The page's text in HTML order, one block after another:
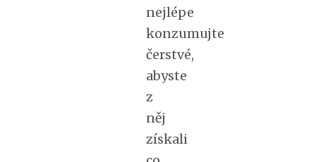
nejlépe
konzumujte
čerstvé,
abyste
z
něj
získali